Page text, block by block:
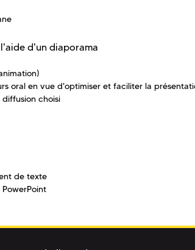
d'un diaporama
oral en vue d'optimiser et faciliter la
choisi
de texte